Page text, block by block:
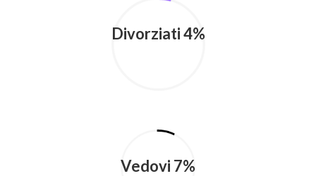
Divorziati 4%
Vedovi 7%